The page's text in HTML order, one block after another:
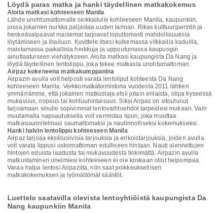
Löydä paras matka ja hanki täydellinen matkakokemus
Aloita matkasi kohteeseen Manila
Lähde unohtumattomalle seikkailulle kohteeseen Manila, kaupunkiin,
jossa jokainen nurkka paljastaa uuden tarinan. Rikas kulttuuriperintö ja
henkeäsalpaavat maisemat tarjoavat loputtomasti mahdollisuuksia
löytämiseen ja ihailuun. Kuvittele itsesi kulkemassa vilkkailla kaduilla,
maistamassa paikallisia herkkuja ja uppoutumassa kaupungin
ainutlaatuiseen viehätykseen. Aloita matkasi kaupungista Da Nang ja
löydä täydellinen lentolippu, joka tekee matkasta unohtumattoman.
Airpaz kokeneena matkakumppanina
Airpazin avulla voit helposti varata lentoliput kohteesta Da Nang
kohteeseen Manila. Verkkomatkatoimistona vuodesta 2011 lähtien
ymmärrämme, että jokainen matkustaja etsii jotain erilaista, olipa kyseessä
mukavuus, nopeus tai kohtuuhintaisuus. Siksi Airpaz on sitoutunut
tarjoamaan sinulle sopivimmat lentovaihtoehdot tarpeidesi mukaan. Vain
muutamalla napsautuksella voit varmistaa lipun, joka muuttaa
matkasuunnitelmasi saumattomaksi ja nautinnolliseksi kokemukseksi.
Hanki halvin lentolippu kohteeseen Manila
Airpaz tarjoaa eksklusiivisia tarjouksia ja erikoistarjouksia, joiden avulla
voit varata lippusi uskomattoman edulliseen hintaan. Nauti alennettujen
hintojen eduista laadusta tai mukavuudesta tinkimättä. Airpazin avulla
matkustaminen unelmiesi kohteeseen ei ole koskaan ollut helpompaa.
Varaa halpa lentosi Airpazilta, niin saat poikkeuksellisen
matkakokemuksen ja lyömättömät säästöt.
Luettelo saatavilla olevista lentoyhtiöistä kaupungista Da
Nang kaupunkiin Manila